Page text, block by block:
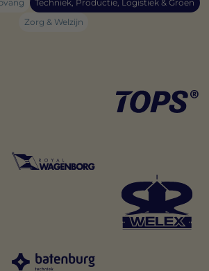
Techniek, Productie, Logistiek & Groen
Zorg & Welzijn